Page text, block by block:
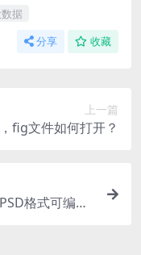
据
分享 收藏
上一篇
fig文件如何打开？
格式可编辑